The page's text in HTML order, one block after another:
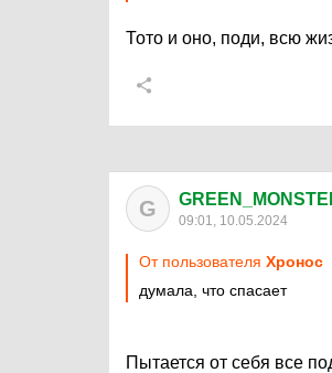
Тото и оно, поди, всю
G 09:01, 10.05.2024
От пользователя Хронос
думала, что спасает
Пытается от себя все